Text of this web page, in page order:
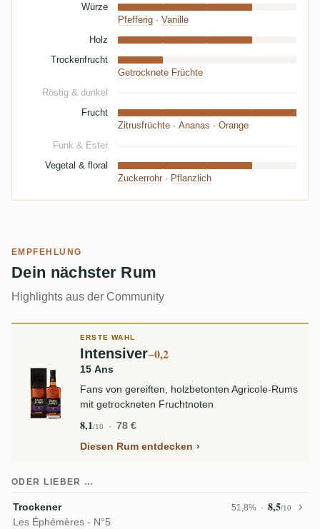
Würze
Pfefferig · Vanille
Holz
Trockenfrucht
Getrocknete Früchte
Röstig & dunkel
Frucht
Zitrusfrüchte · Ananas · Orange
Funk & Ester
Vegetal & floral
Zuckerrohr · Pflanzlich
EMPFEHLUNG
Dein nächster Rum
Highlights aus der Community
ERSTE WAHL
Intensiver−0,2
15 Ans
Fans von gereiften, holzbetonten Agricole-Rums
mit getrockneten Fruchtnoten
8,1/10
78 €
Diesen Rum entdecken
ODER LIEBER …
Trockener 51,8% 8,5/10
Les Éphémères - N°5